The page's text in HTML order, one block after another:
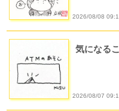
2026/08/08
気になる
2026/08/07